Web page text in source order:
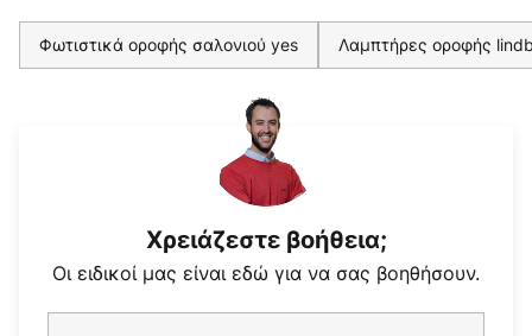
Φωτιστικά οροφής σαλονιού yes Λαμπτήρες οροφής
Χρειάζεστε βοήθεια;
Οι ειδικοί μας είναι εδώ για να σας βοηθήσουν.